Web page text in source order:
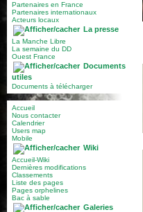
Partenaires en France
Partenaires internationaux
Acteurs locaux
La presse
La Manche Libre
La semaine du DD
Ouest France
Documents
utiles
Documents à télécharger
Accueil
Nous contacter
Calendrier
Users map
Mobile
Wiki
Accueil-Wiki
Dernières modifications
Classements
Liste des pages
Pages orphelines
Bac à sable
Galeries